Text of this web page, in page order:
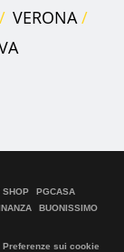
VERONA
SHOP
PGCASA
BUONISSIMO
Preferenze sui cookie